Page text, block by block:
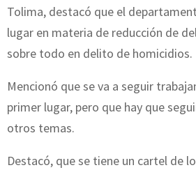
Tolima, destacó que el
lugar en materia de reducción de
sobre todo en delito de homicidios.
Mencionó que se va a seguir
primer lugar, pero que hay que
otros temas.
Destacó, que se tiene un cartel de